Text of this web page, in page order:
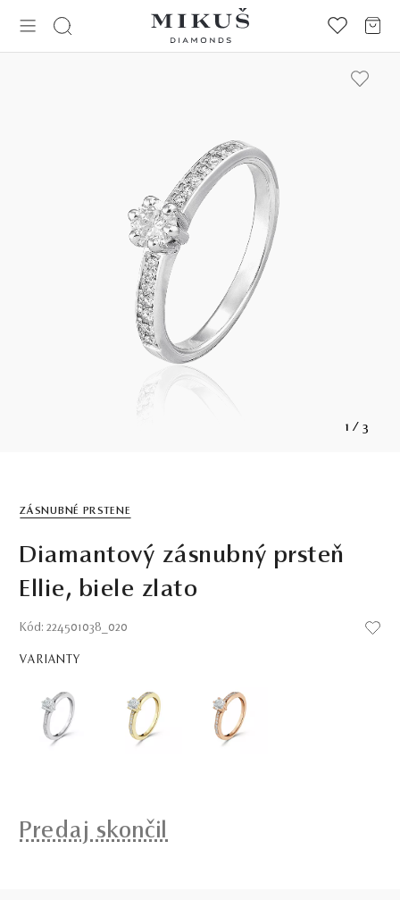
1 / 3
ZÁSNUBNÉ PRSTENE
Diamantový zásnubný prsteň
Ellie, biele zlato
Kód: 224501038_020
VARIANTY
Predaj skončil